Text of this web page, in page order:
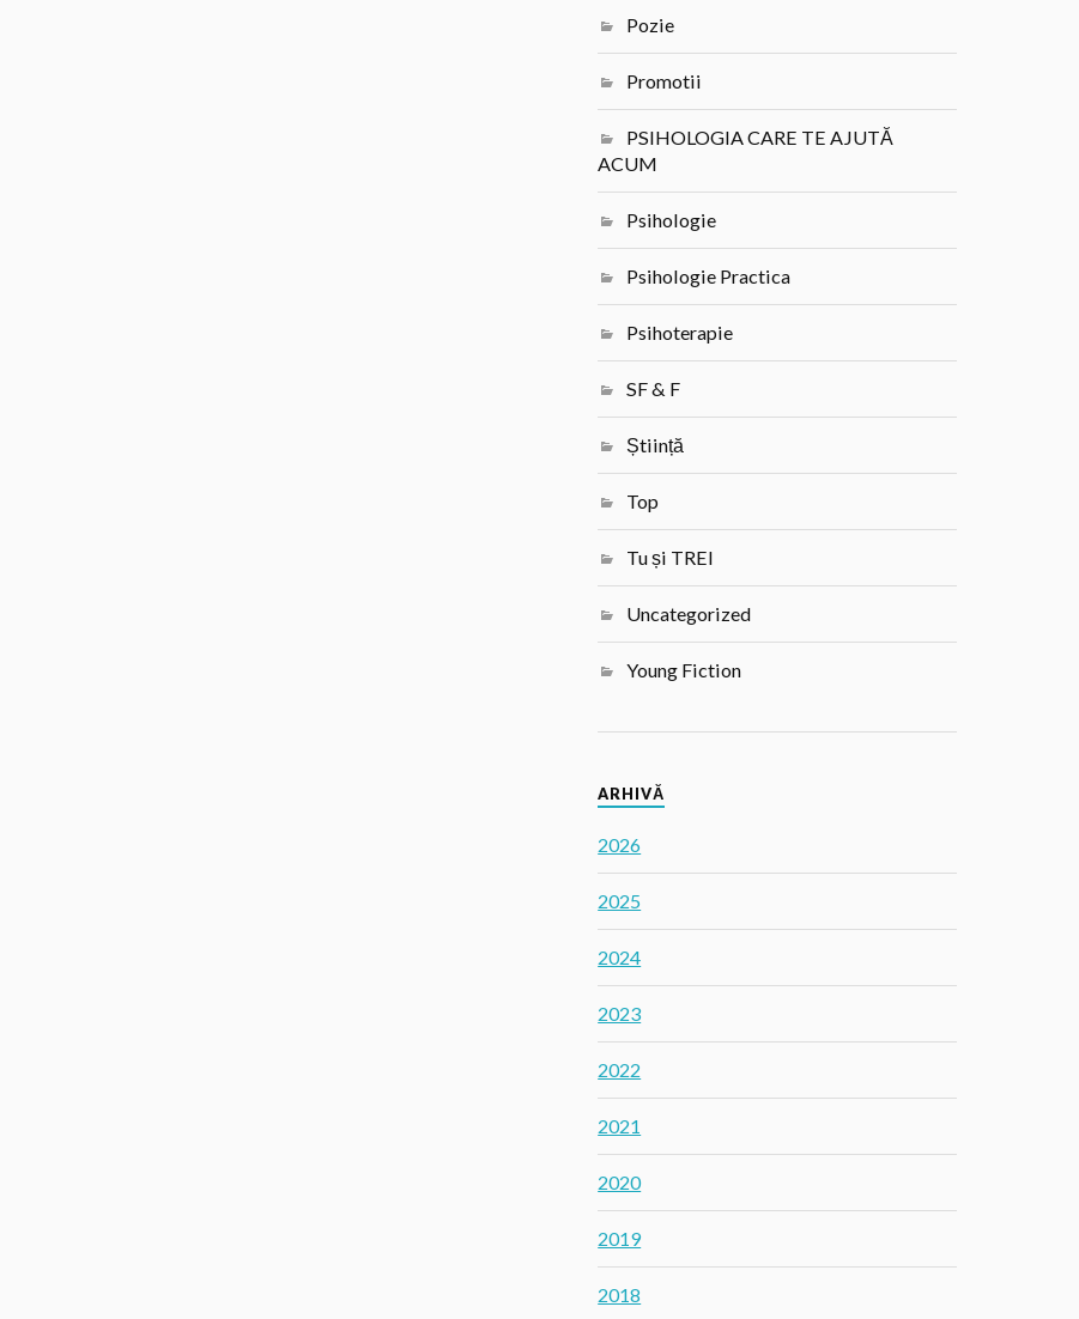
Pozie
Promotii
PSIHOLOGIA CARE TE AJUTĂ
ACUM
Psihologie
Psihologie Practica
Psihoterapie
SF & F
Știință
Top
Tu și TREI
Uncategorized
Young Fiction
ARHIVĂ
2026
2025
2024
2023
2022
2021
2020
2019
2018